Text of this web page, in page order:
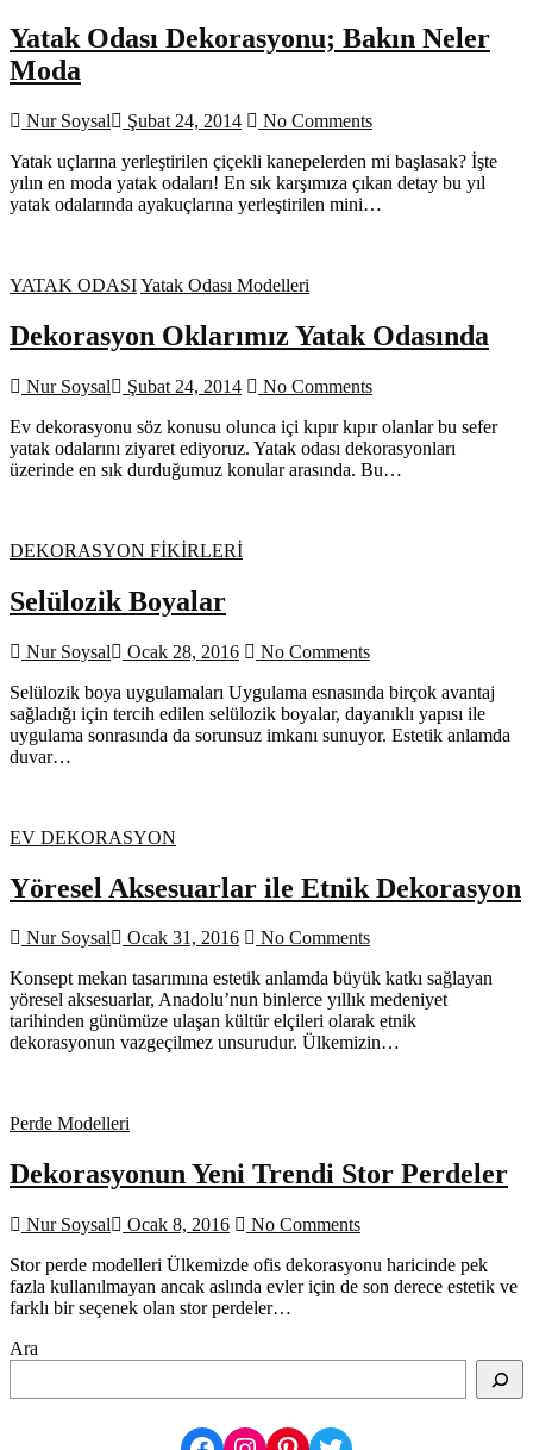
Yatak Odası Dekorasyonu; Bakın Neler
Moda
Nur Soysal Şubat 24, 2014
No Comments
Yatak uçlarına yerleştirilen çiçekli kanepelerden mi başlasak? İşte
yılın en moda yatak odaları! En sık karşımıza çıkan detay bu yıl
yatak odalarında ayakuçlarına yerleştirilen mini…
YATAK ODASIYatak Odası Modelleri
Dekorasyon Oklarımız Yatak Odasında
Nur Soysal Şubat 24, 2014
No Comments
Ev dekorasyonu söz konusu olunca içi kıpır kıpır olanlar bu sefer
yatak odalarını ziyaret ediyoruz. Yatak odası dekorasyonları
üzerinde en sık durduğumuz konular arasında. Bu…
DEKORASYON FİKİRLERİ
Selülozik Boyalar
Nur Soysal Ocak 28, 2016
No Comments
Selülozik boya uygulamaları Uygulama esnasında birçok avantaj
sağladığı için tercih edilen selülozik boyalar, dayanıklı yapısı ile
uygulama sonrasında da sorunsuz imkanı sunuyor. Estetik anlamda
duvar…
EV DEKORASYON
Yöresel Aksesuarlar ile Etnik Dekorasyon
Nur Soysal Ocak 31, 2016
No Comments
Konsept mekan tasarımına estetik anlamda büyük katkı sağlayan
yöresel aksesuarlar, Anadolu’nun binlerce yıllık medeniyet
tarihinden günümüze ulaşan kültür elçileri olarak etnik
dekorasyonun vazgeçilmez unsurudur. Ülkemizin…
Perde Modelleri
Dekorasyonun Yeni Trendi Stor Perdeler
Nur Soysal Ocak 8, 2016
No Comments
Stor perde modelleri Ülkemizde ofis dekorasyonu haricinde pek
fazla kullanılmayan ancak aslında evler için de son derece estetik ve
farklı bir seçenek olan stor perdeler…
Ara